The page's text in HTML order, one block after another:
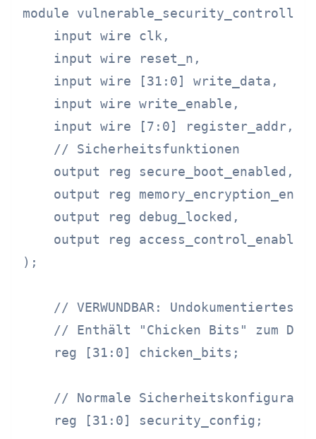
module
    input wire clk,
    input wire reset_n,
    input wire [31:0] write_data,
    input wire write_enable,
    input wire [7:0] register_addr,
    // Sicherheitsfunktionen
    output reg secure_boot_enabled,
output reg
    output reg debug_locked,
    output reg access_control_enabled
);
// VERWUNDBAR: Undokumentiertes
// Enthält "Chicken Bits" zum
    reg [31:0] chicken_bits;
// Normale
    reg [31:0] security_config;